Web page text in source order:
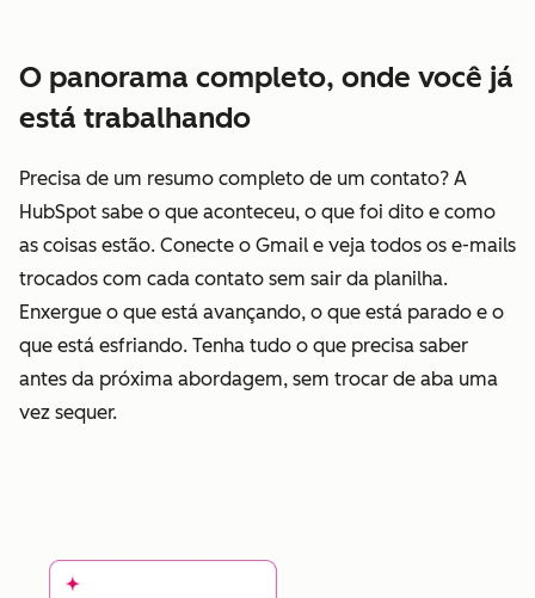
O panorama completo, onde você já
está trabalhando
Precisa de um resumo completo de um contato? A
HubSpot sabe o que aconteceu, o que foi dito e como
as coisas estão. Conecte o Gmail e veja todos os e-mails
trocados com cada contato sem sair da planilha.
Enxergue o que está avançando, o que está parado e o
que está esfriando. Tenha tudo o que precisa saber
antes da próxima abordagem, sem trocar de aba uma
vez sequer.